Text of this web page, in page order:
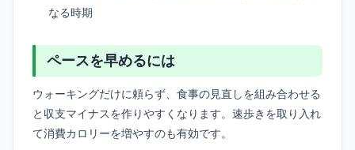
なる時期
ペースを早めるには
ウォーキングだけに頼らず、食事の見直しを組み合わせる
と収支マイナスを作りやすくなります。速歩きを取り入れ
て消費カロリーを増やすのも有効です。